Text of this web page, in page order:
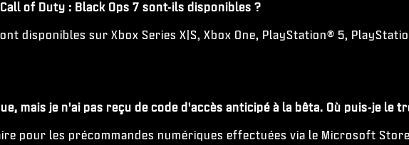
of Duty : Black Ops 7 sont-ils disponibles ?
disponibles sur Xbox Series X|S, Xbox One, PlayStation® 5,
mais je n'ai pas reçu de code d'accès anticipé à la bêta. Où puis-je le
pour les précommandes numériques effectuées via le Microsoft